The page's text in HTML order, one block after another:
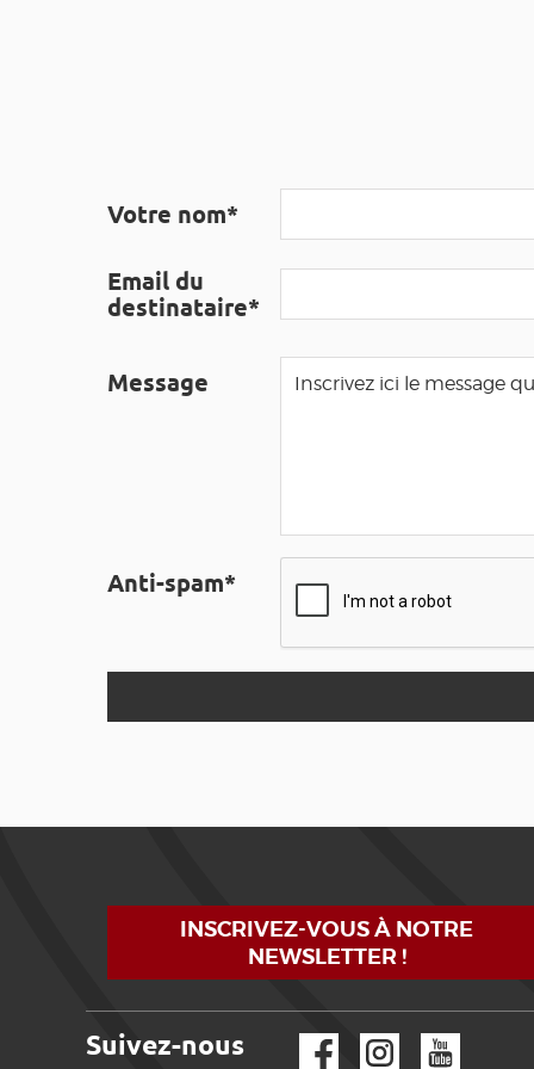
Votre nom*
Email du
destinataire*
Message
Anti-spam*
INSCRIVEZ-VOUS À NOTRE
NEWSLETTER !
Suivez-nous